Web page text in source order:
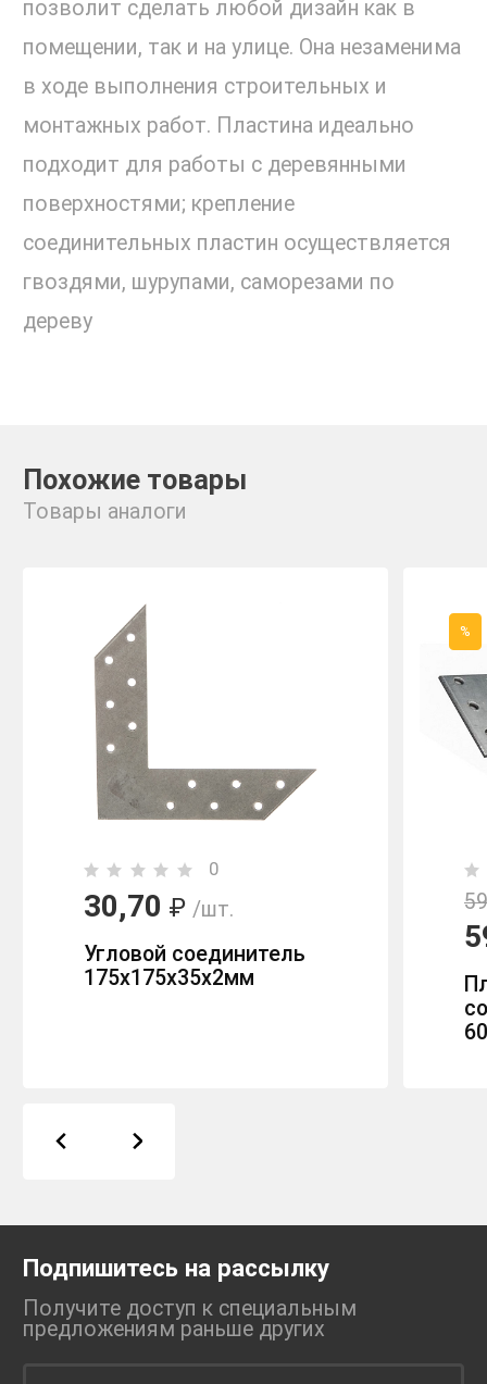
позволит сделать любой дизайн как в
помещении, так и на улице. Она незаменима
в ходе выполнения строительных и
монтажных работ. Пластина идеально
подходит для работы с деревянными
поверхностями; крепление
соединительных пластин осуществляется
гвоздями, шурупами, саморезами по
дереву
Похожие товары
Товары аналоги
0
30,70 ₽ /шт.
Угловой соединитель
175х175х35х2мм
%
Подпишитесь на рассылку
Получите доступ к специальным
предложениям раньше других